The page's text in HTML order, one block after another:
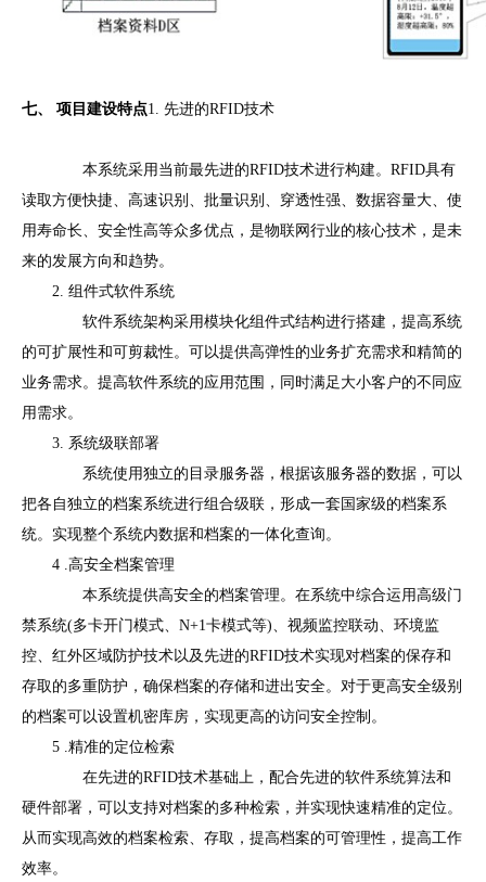
七、 项目建设特点1. 先进的RFID技术
本系统采用当前最先进的RFID技术进行构建。RFID具有
读取方便快捷、高速识别、批量识别、穿透性强、数据容量大、使
用寿命长、安全性高等众多优点，是物联网行业的核心技术，是未
来的发展方向和趋势。
2. 组件式软件系统
软件系统架构采用模块化组件式结构进行搭建，提高系统
的可扩展性和可剪裁性。可以提供高弹性的业务扩充需求和精简的
业务需求。提高软件系统的应用范围，同时满足大小客户的不同应
用需求。
3. 系统级联部署
系统使用独立的目录服务器，根据该服务器的数据，可以
把各自独立的档案系统进行组合级联，形成一套国家级的档案系
统。实现整个系统内数据和档案的一体化查询。
4 .高安全档案管理
本系统提供高安全的档案管理。在系统中综合运用高级门
禁系统(多卡开门模式、N+1卡模式等)、视频监控联动、环境监
控、红外区域防护技术以及先进的RFID技术实现对档案的保存和
存取的多重防护，确保档案的存储和进出安全。对于更高安全级别
的档案可以设置机密库房，实现更高的访问安全控制。
5 .精准的定位检索
在先进的RFID技术基础上，配合先进的软件系统算法和
硬件部署，可以支持对档案的多种检索，并实现快速精准的定位。
从而实现高效的档案检索、存取，提高档案的可管理性，提高工作
效率。